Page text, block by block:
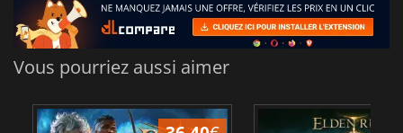
Vous pourriez aussi aimer